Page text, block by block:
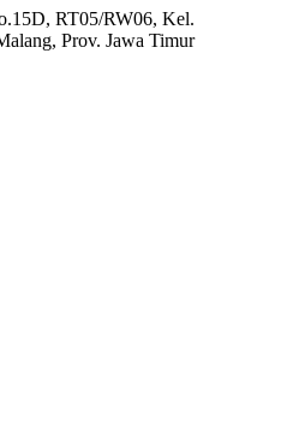
RT05/RW06, Kel.
Prov. Jawa Timur